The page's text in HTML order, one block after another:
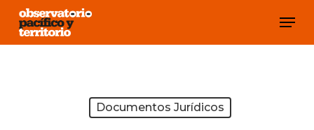
Skip
Menu
Documentos Jurídicos
Close